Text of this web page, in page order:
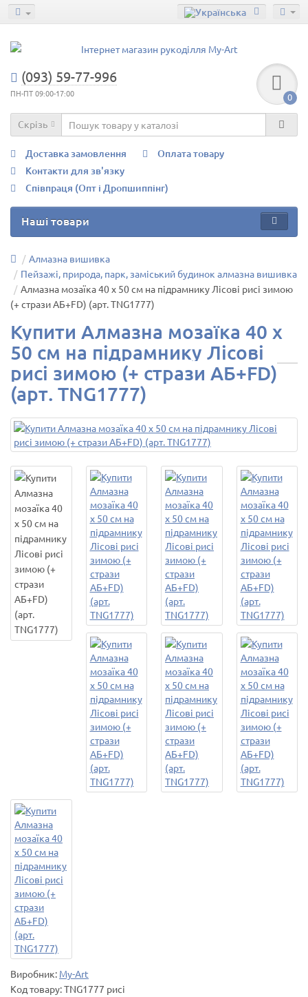
(093) 59-77-996
ПН-ПТ 09:00-17:00 0
Скрізь
Доставка замовлення
Оплата товару
Контакти для зв'язку
Співпраця (Опт і Дропшиппінг)
Наші товари
Алмазна вишивка
Пейзажі, природа, парк, заміський будинок алмазна вишивка
Алмазна мозаїка 40 х 50 см на підрамнику Лісові рисі зимою
(+ стрази АБ+FD) (арт. TNG1777)
Купити Алмазна мозаїка 40 х
50 см на підрамнику Лісові
рисі зимою (+ стрази АБ+FD)
(арт. TNG1777)
Виробник: My-Art
Код товару:TNG1777 рисі